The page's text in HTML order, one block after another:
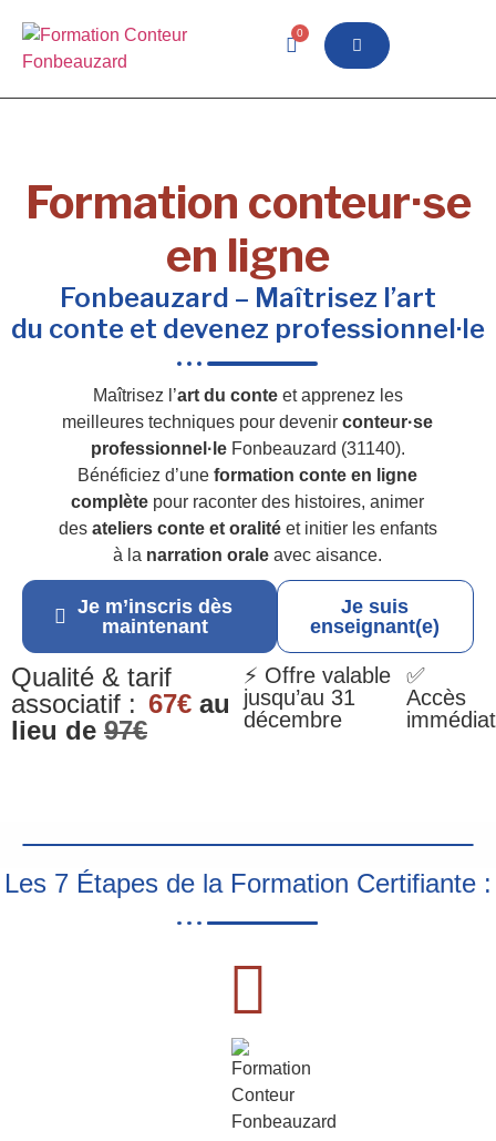
0
Formation conteur·se
en ligne
Fonbeauzard – Maîtrisez l’art
du conte et devenez professionnel·le
Maîtrisez l’art du conteet apprenez les
meilleures techniques pour devenirconteur·se
professionnel·leFonbeauzard (31140).
Bénéficiez d’uneformation conte en ligne
complète pour raconter des histoires, animer
des ateliers conte et oralitéet initier les enfants
à la narration orale avec aisance.
Je m’inscris dès
maintenant
Je suis
enseignant(e)
Qualité & tarif
associatif : 67€ au
lieu de 97€
⚡ Offre valable
jusqu’au 31
décembre
✅
Accès
immédiat
Les 7 Étapes de la Formation Certifiante :